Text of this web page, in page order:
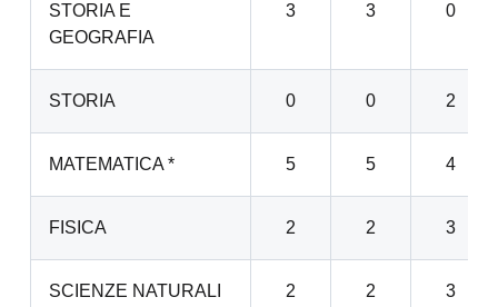
STORIA E
GEOGRAFIA
3 3 0
STORIA 0 0 2
MATEMATICA * 5 5 4
FISICA 2 2 3
SCIENZE NATURALI
2 2 3